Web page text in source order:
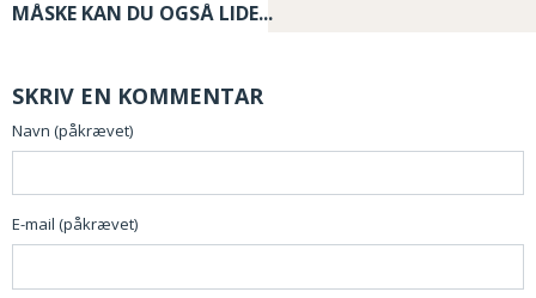
MÅSKE KAN DU OGSÅ LIDE...
SKRIV EN KOMMENTAR
Navn (påkrævet)
E-mail (påkrævet)